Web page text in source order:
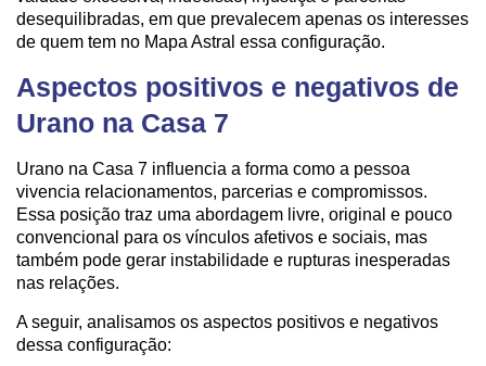
desequilibradas, em que prevalecem apenas os interesses
de quem tem no Mapa Astral essa configuração.
Aspectos positivos e negativos de
Urano na Casa 7
Urano na Casa 7 influencia a forma como a pessoa
vivencia relacionamentos, parcerias e compromissos.
Essa posição traz uma abordagem livre, original e pouco
convencional para os vínculos afetivos e sociais, mas
também pode gerar instabilidade e rupturas inesperadas
nas relações.
A seguir, analisamos os aspectos positivos e negativos
dessa configuração: